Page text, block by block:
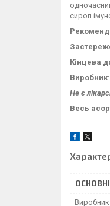
сироп
Кінцева
Виробник
Не є
Весь
ОСНОВНІ
Виробник